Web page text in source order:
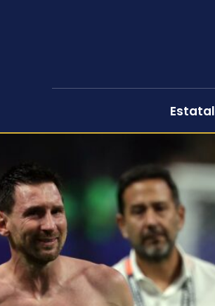
Estatal